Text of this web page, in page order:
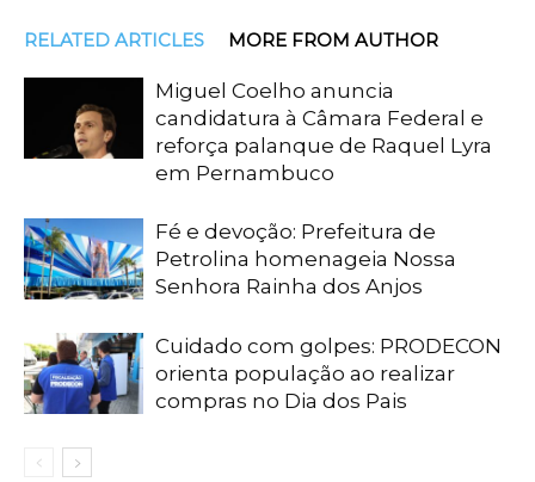
RELATED ARTICLES MORE FROM AUTHOR
Miguel Coelho anuncia
candidatura à Câmara Federal e
reforça palanque de Raquel Lyra
em Pernambuco
Fé e devoção: Prefeitura de
Petrolina homenageia Nossa
Senhora Rainha dos Anjos
Cuidado com golpes: PRODECON
orienta população ao realizar
compras no Dia dos Pais